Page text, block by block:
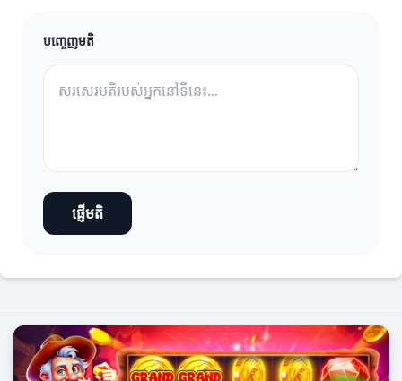
បញ្ចេញមតិ
ផ្ញើមតិ